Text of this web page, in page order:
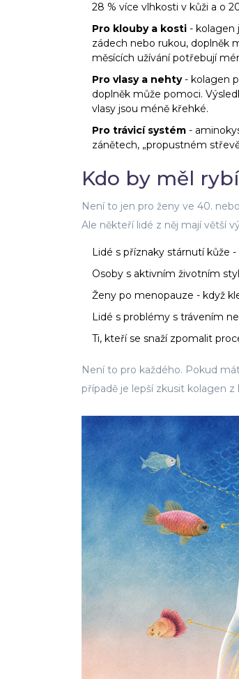
28 % více vlhkosti v kůži a o
Pro klouby a kosti - kolagen
zádech nebo rukou, doplněk
měsících užívání potřebují
Pro vlasy a nehty- kolagen
doplněk může pomoci.
vlasy jsou méně křehké.
Pro trávicí systém -
zánětech, „propustném
Kdo by měl
Není to jen pro ženy ve 40.
Ale někteří lidé z něj mají větší
Lidé s příznaky stárnutí kůže
Osoby s aktivním životním
Ženy po menopauze - když
Lidé s problémy s trávením
Ti, kteří se snaží zpomalit
Není to pro každého. Pokud
případě je lepší zkusit kolagen